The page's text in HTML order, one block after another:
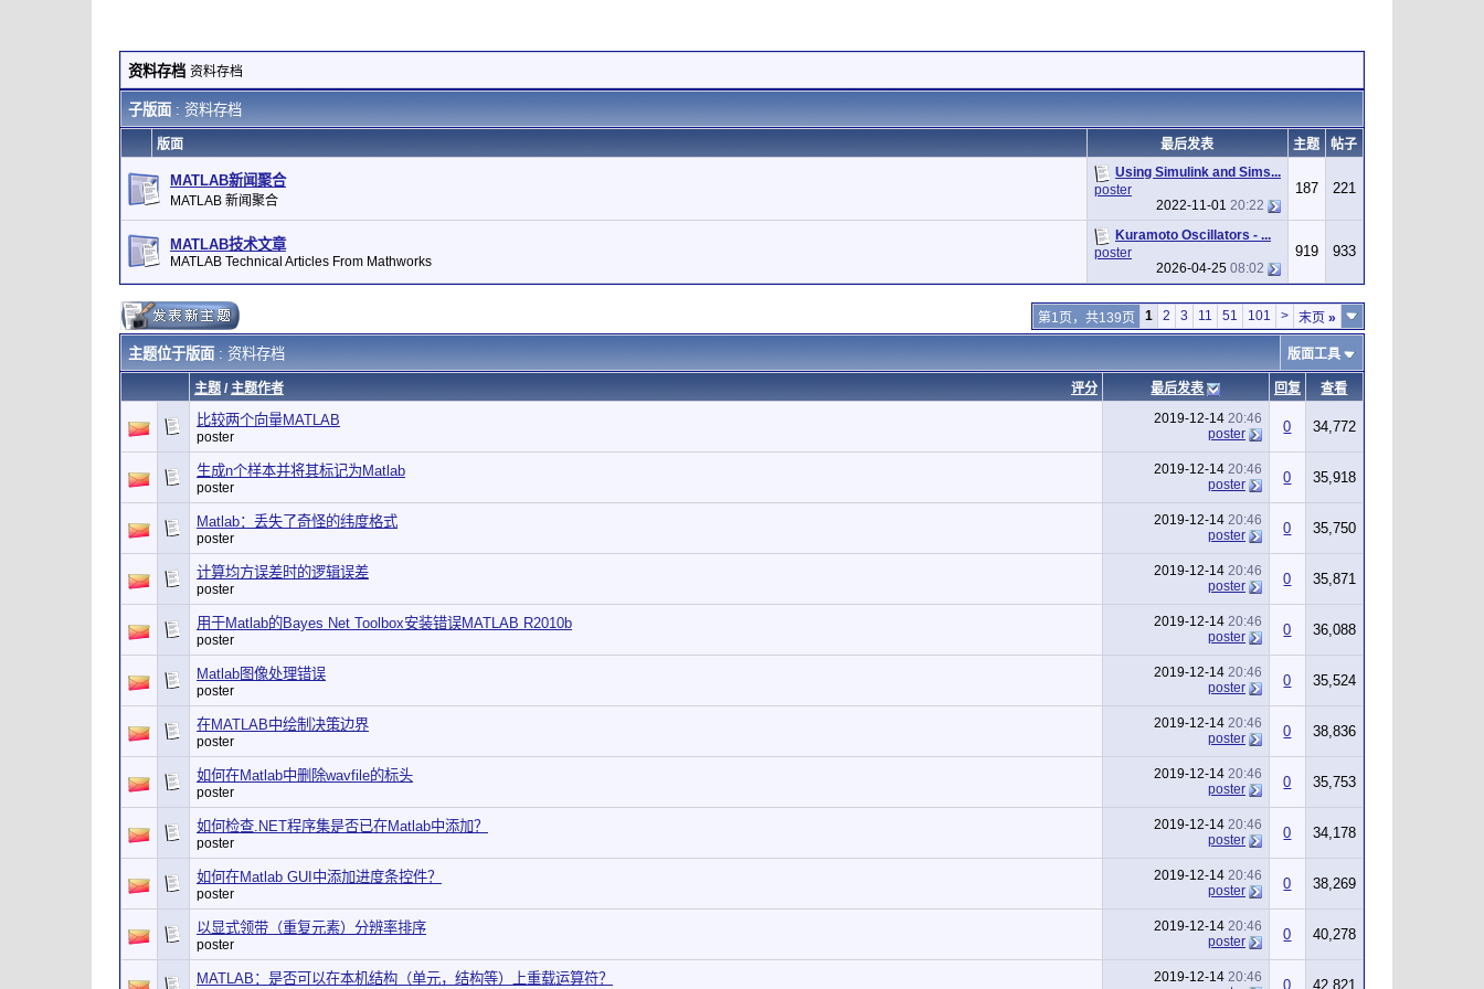
资料存档 资料存档
子版面: 资料存档
版面 最后发表 主题 帖子
MATLAB新闻聚合
MATLAB 新闻聚合
Using Simulink and Sims...
poster
2022-11-01 20:22
187 221
MATLAB技术文章
MATLAB Technical Articles From Mathworks
Kuramoto Oscillators - ...
poster
2026-04-25 08:02
919 933
第1页，共139页 1 2 3 11 51 101 > 末页 »
主题位于版面: 资料存档 版面工具
评分
主题/ 主题作者 最后发表 回复 查看
比较两个向量MATLAB
poster
2019-12-14 20:46
poster
0 34,772
生成n个样本并将其标记为Matlab
poster
2019-12-14 20:46
poster
0 35,918
Matlab：丢失了奇怪的纬度格式
poster
2019-12-14 20:46
poster
0 35,750
计算均方误差时的逻辑误差
poster
2019-12-14 20:46
poster
0 35,871
用于Matlab的Bayes Net Toolbox安装错误MATLAB R2010b
poster
2019-12-14 20:46
poster
0 36,088
Matlab图像处理错误
poster
2019-12-14 20:46
poster
0 35,524
在MATLAB中绘制决策边界
poster
2019-12-14 20:46
poster
0 38,836
如何在Matlab中删除wavfile的标头
poster
2019-12-14 20:46
poster
0 35,753
如何检查.NET程序集是否已在Matlab中添加？
poster
2019-12-14 20:46
poster
0 34,178
如何在Matlab GUI中添加进度条控件？
poster
2019-12-14 20:46
poster
0 38,269
以显式领带（重复元素）分辨率排序
poster
2019-12-14 20:46
poster
0 40,278
MATLAB：是否可以在本机结构（单元，结构等）上重载运算符？ 2019-12-14 20:46
0 42,821